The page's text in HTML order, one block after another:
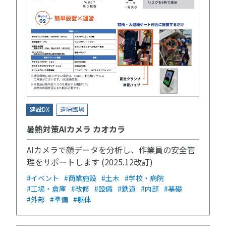
建設DX 遠隔臨場
暑熱対策AIカメラ カオカラ
AIカメラで顔データを分析し、作業員の安全管
理をサポートします (2025.12改訂)
#イベント #商業施設 #土木 #学校・病院
#工場・倉庫 #改修 #設備 #鉄道 #内部 #基礎
#外部 #準備 #躯体